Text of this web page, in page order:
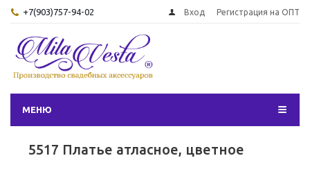
+7(903)757-94-02 Вход Регистрация на ОПТ
МЕНЮ
5517 Платье атласное, цветное